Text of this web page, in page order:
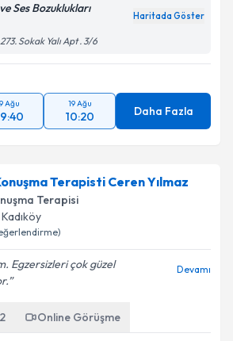
Ses Bozuklukları
Haritada Göster
Sokak Yalı Apt . 3/6
Ağu 19 Ağu
10:20 Daha Fazla
Terapisti Ceren Yılmaz
Terapisi
Kadıköy
Egzersizleri çok güzel
Devamı
2 Online Görüşme